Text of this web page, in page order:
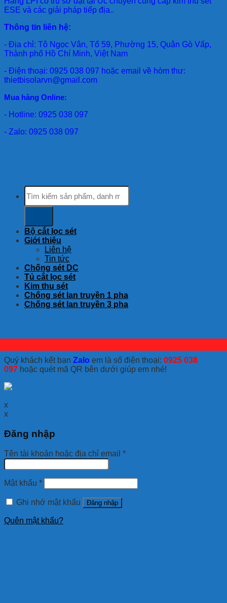
ESE và các giải pháp tiếp địa..
Thông tin liên hệ:
- Địa chỉ: Tô Ngọc Vân, Tổ 59, Phường 15, Quận Gò Vấp,
Thành phố Hồ Chí Minh, Việt Nam
- Điện thoại: 0925 038 097 hoặc email về hòm thư:
thietbisolarvn@gmail.com
Mua hàng Online:
- Hotline: 0925 038 097
- Zalo: 0925 038 097
Tìm
kiếm:
Bộ cắt lọc sét
Giới thiệu
Liên hệ
Tin tức
Chống sét DC
Tủ cắt lọc sét
Kim thu sét
Chống sét lan truyền 1 pha
Chống sét lan truyền 3 pha
Quý khách kết bạn Zalo em là số điện thoại: 0925 038
097 hoặc quét mã QR bên dưới giúp em nhé!
x
x
Đăng nhập
Tên tài khoản hoặc địa chỉ email *
Mật khẩu *
Ghi nhớ mật khẩu Đăng nhập
Quên mật khẩu?